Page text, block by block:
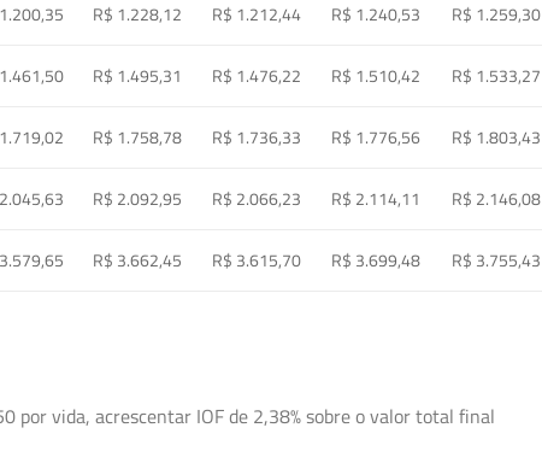
R$ 1.228,12 R$ 1.212,44 R$ 1.240,53 R$ 1.259,30
R$ 1.495,31 R$ 1.476,22 R$ 1.510,42 R$ 1.533,27
R$ 1.758,78 R$ 1.736,33 R$ 1.776,56 R$ 1.803,43
R$ 2.092,95 R$ 2.066,23 R$ 2.114,11 R$ 2.146,08
R$ 3.662,45 R$ 3.615,70 R$ 3.699,48 R$ 3.755,43
por vida, acrescentar IOF de 2,38% sobre o valor total final